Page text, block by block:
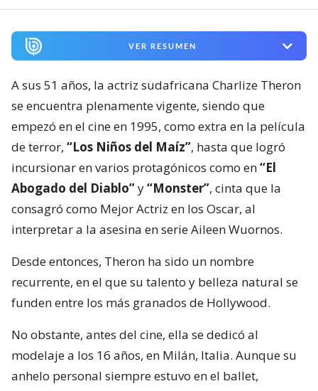
VER RESUMEN
A sus 51 años, la actriz sudafricana Charlize Theron
se encuentra plenamente vigente, siendo que
empezó en el cine en 1995, como extra en la película
de terror, “Los Niños del Maíz”, hasta que logró
incursionar en varios protagónicos como en“El
Abogado del Diablo”y“Monster”, cinta que la
consagró como Mejor Actriz en los Oscar, al
interpretar a la asesina en serie Aileen Wuornos.
Desde entonces, Theron ha sido un nombre
recurrente, en el que su talento y belleza natural se
funden entre los más granados de Hollywood.
No obstante, antes del cine, ella se dedicó al
modelaje a los 16 años, en Milán, Italia. Aunque su
anhelo personal siempre estuvo en el ballet,